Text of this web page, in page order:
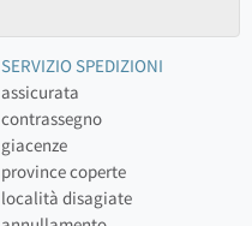
SERVIZIO SPEDIZIONI
assicurata
contrassegno
giacenze
province coperte
località disagiate